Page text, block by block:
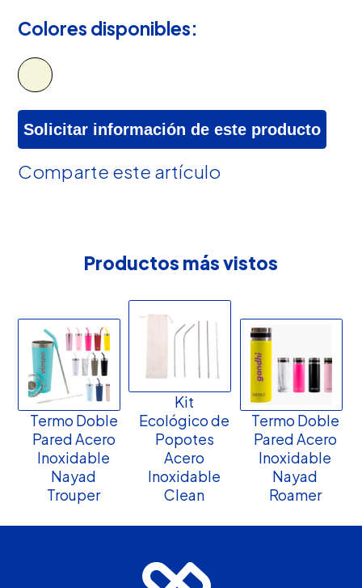
Colores disponibles:
Solicitar información de este producto
Comparte este artículo
Productos más vistos
Termo Doble
Pared Acero
Inoxidable
Nayad
Trouper
Kit
Ecológico de
Popotes
Acero
Inoxidable
Clean
Termo Doble
Pared Acero
Inoxidable
Nayad
Roamer